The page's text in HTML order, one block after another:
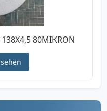
138X4,5 80MIKRON